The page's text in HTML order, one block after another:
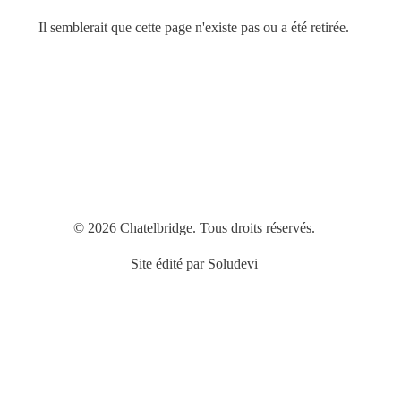
Il semblerait que cette page n'existe pas ou a été retirée.
© 2026 Chatelbridge. Tous droits réservés.
Site édité par Soludevi